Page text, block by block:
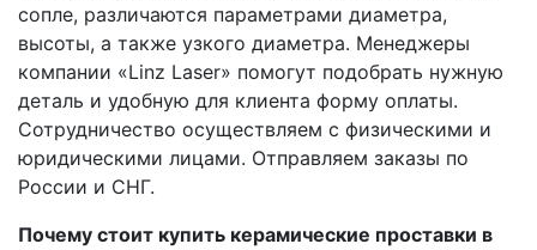
сопле, различаются параметрами диаметра,
высоты, а также узкого диаметра. Менеджеры
компании «Linz Laser» помогут подобрать нужную
деталь и удобную для клиента форму оплаты.
Сотрудничество осуществляем с физическими и
юридическими лицами. Отправляем заказы по
России и СНГ.
Почему стоит купить керамические проставки в